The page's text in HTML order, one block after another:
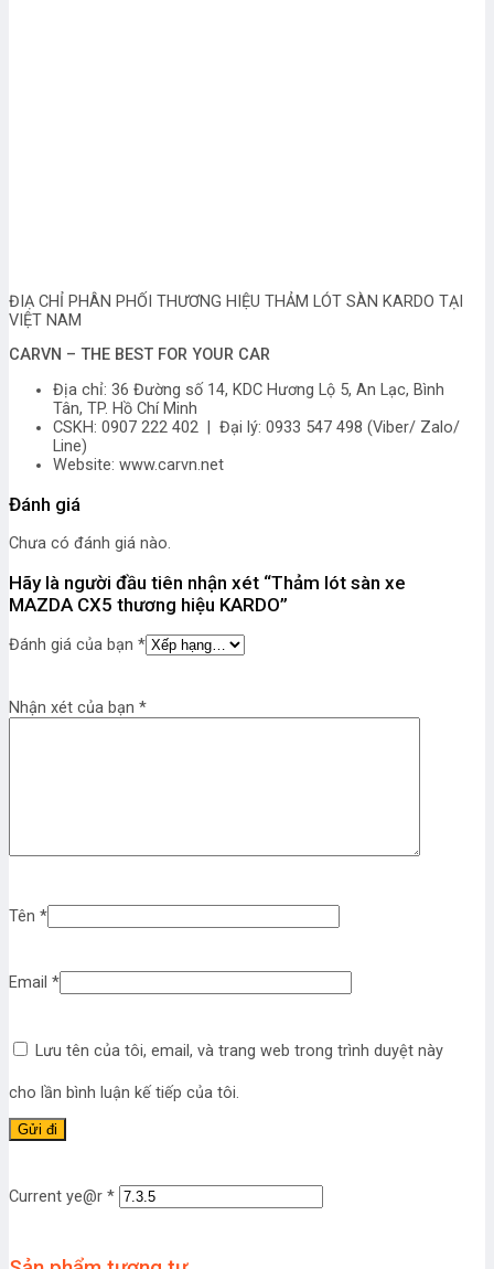
ĐIẠ CHỈ PHÂN PHỐI THƯƠNG HIỆU THẢM LÓT SÀN KARDO TẠI
VIỆT NAM
CARVN – THE BEST FOR YOUR CAR
Địa chỉ: 36 Đường số 14, KDC Hương Lộ 5, An Lạc, Bình
Tân, TP. Hồ Chí Minh
CSKH: 0907 222 402 | Đại lý: 0933 547 498 (Viber/ Zalo/
Line)
Website: www.carvn.net
Đánh giá
Chưa có đánh giá nào.
Hãy là người đầu tiên nhận xét “Thảm lót sàn xe
MAZDA CX5 thương hiệu KARDO”
Đánh giá của bạn *
Nhận xét của bạn *
Tên *
Email *
Lưu tên của tôi, email, và trang web trong trình duyệt này
cho lần bình luận kế tiếp của tôi.
Current ye@r *